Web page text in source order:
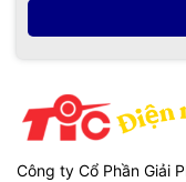
Công ty Cổ Phần Giải